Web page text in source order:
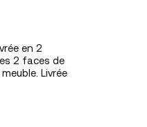
en 2
2 faces de
Livrée